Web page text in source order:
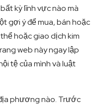
kỳ lĩnh vực nào mà
gợi ý để mua, bán hoặc
hoặc giao dịch kim
web này ngay lập
tệ của mình và luật
phương nào. Trước